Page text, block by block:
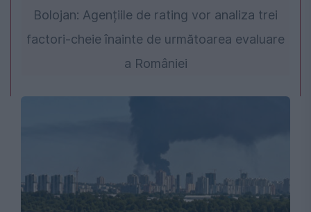
Bolojan: Agențiile de rating vor analiza trei
factori-cheie înainte de următoarea evaluare
a României